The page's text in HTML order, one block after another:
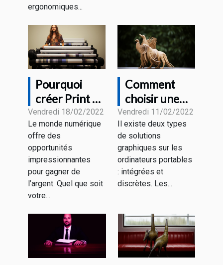
ergonomiques...
Pourquoi
créer Print on
Demand et
Comment ça
fonctionne?
Vendredi 18/02/2022
Le monde numérique
offre des
opportunités
impressionnantes
pour gagner de
l’argent. Quel que soit
votre...
Comment
choisir une
carte
graphique
pour un
ordinateur
portatif ?
Vendredi 11/02/2022
Il existe deux types
de solutions
graphiques sur les
ordinateurs portables
: intégrées et
discrètes. Les...